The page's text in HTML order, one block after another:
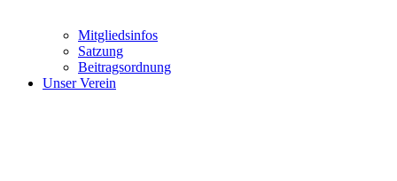
Mitgliedsinfos
Satzung
Beitragsordnung
Unser Verein